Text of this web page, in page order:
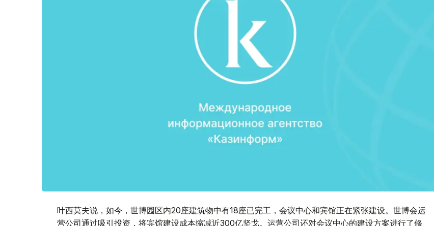
叶西莫夫说，如今，世博园区内20座建筑物中有18座已完工，会议中心和宾馆正在紧张建设。世博会运
营公司通过吸引投资，将宾馆建设成本缩减近300亿坚戈。运营公司还对会议中心的建设方案进行了修